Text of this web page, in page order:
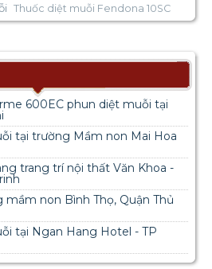
Thuốc diệt muỗi Fendona 10SC
600EC phun diệt muỗi tại
tại trường Mầm non Mai Hoa
trang trí nội thất Văn Khoa -
non Bình Thọ, Quận Thủ
tại Ngan Hang Hotel - TP